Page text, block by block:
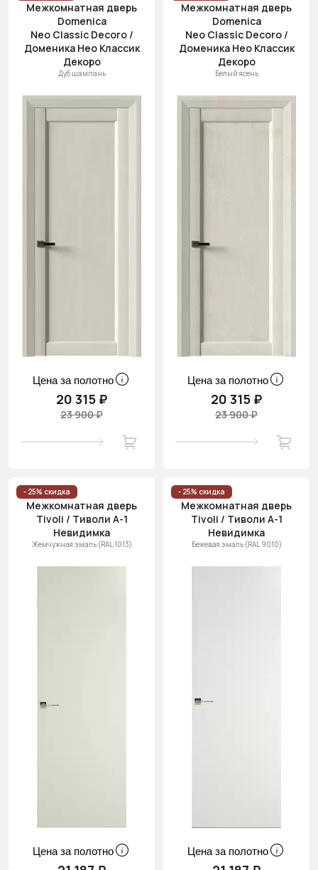
Межкомнатная дверь
Domenica
Neo Classic Decoro /
Доменика Нео Классик
Декоро
Дуб шампань
Цена за полотно
20 315 ₽
23 900 ₽
Межкомнатная дверь
Domenica
Neo Classic Decoro /
Доменика Нео Классик
Декоро
Белый ясень
Цена за полотно
20 315 ₽
23 900 ₽
- 25% скидка
Межкомнатная дверь
Tivoli / Тиволи А-1
Невидимка
Жемчужная эмаль (RAL 1013)
Цена за полотно
- 25% скидка
Межкомнатная дверь
Tivoli / Тиволи А-1
Невидимка
Бежевая эмаль (RAL 9010)
Цена за полотно